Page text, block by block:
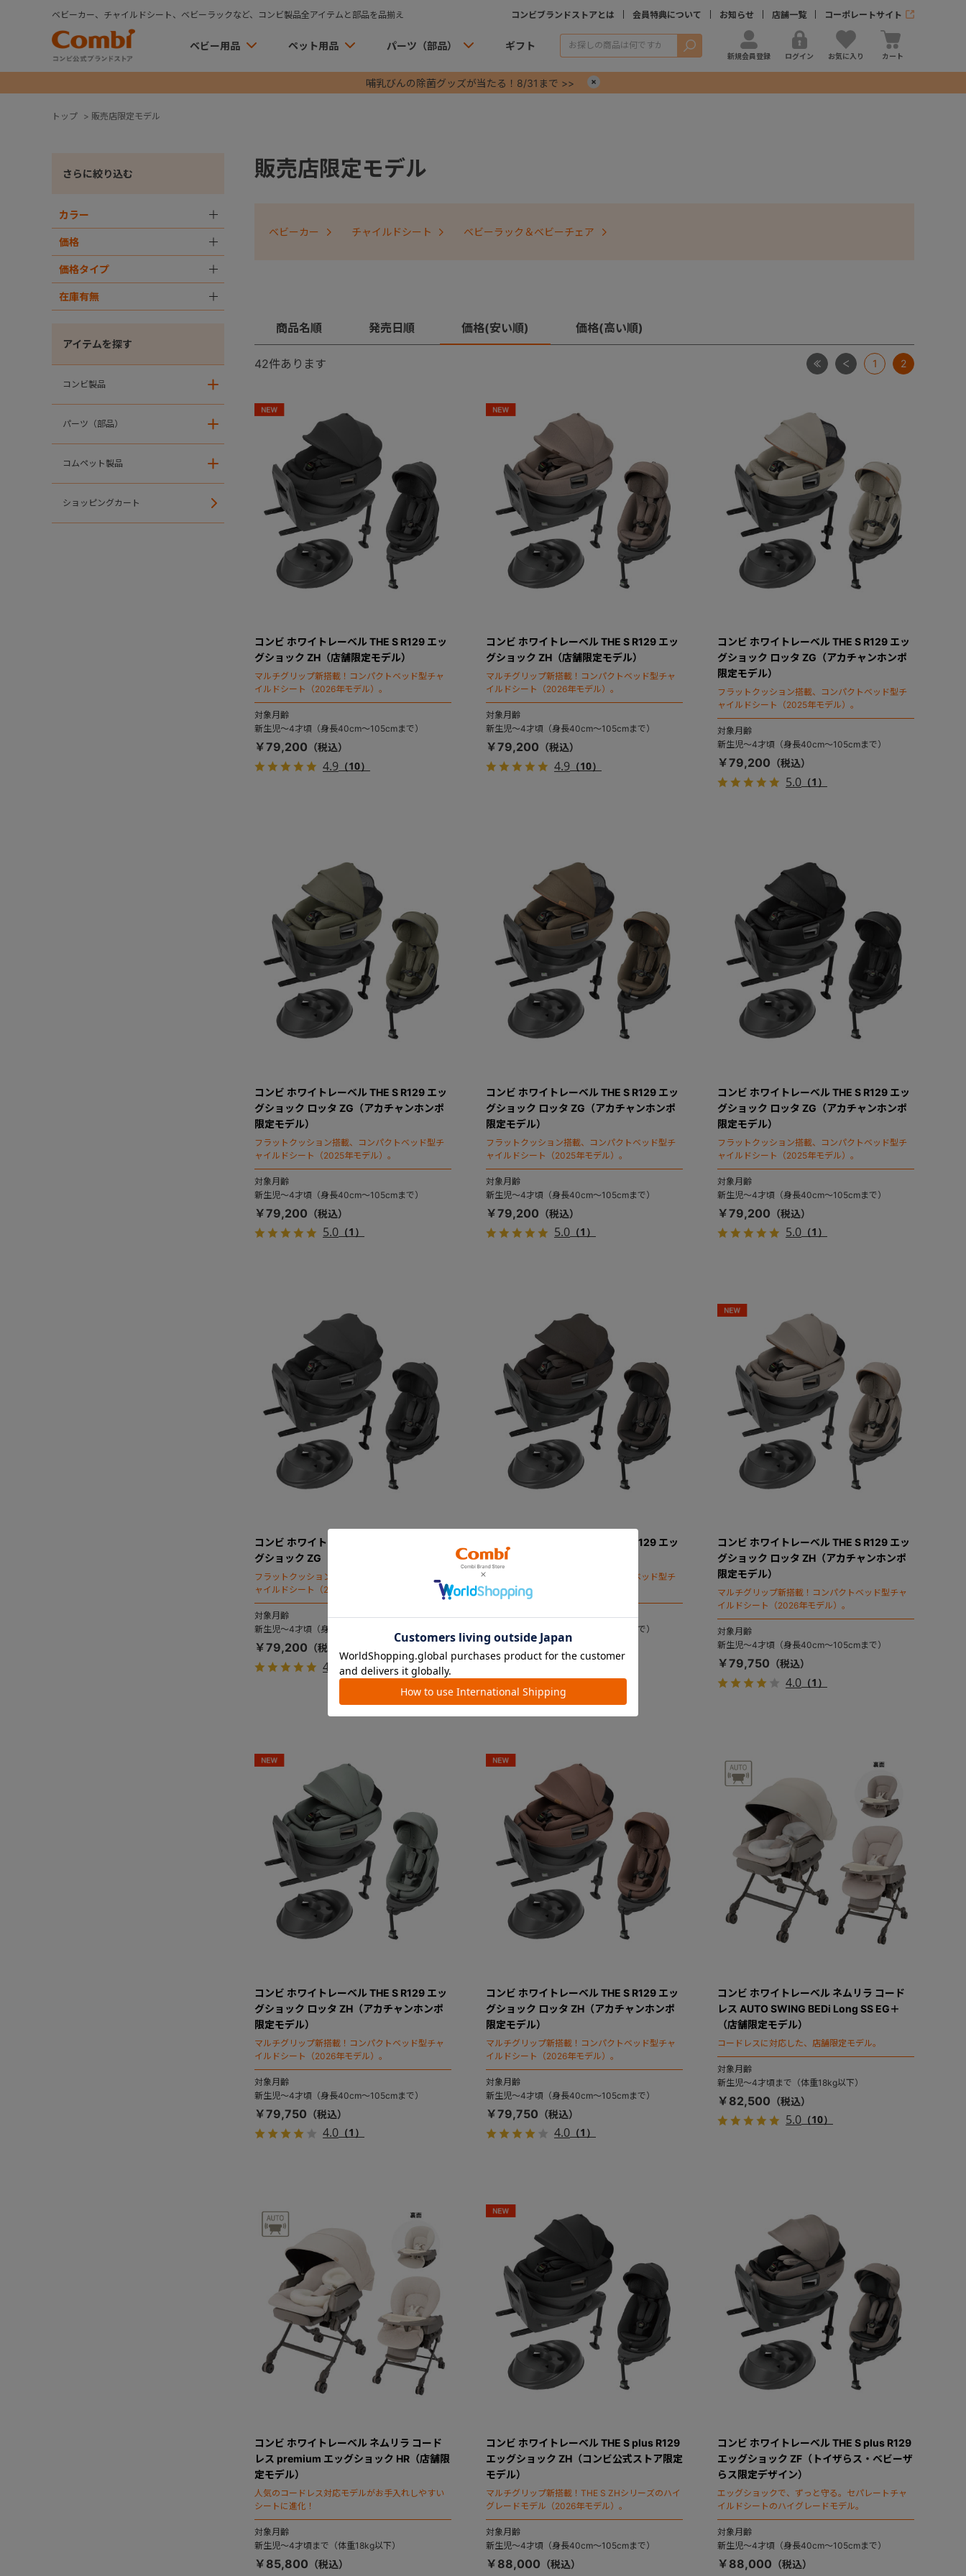
ベビーカー、チャイルドシート、ベビーラックなど、コンビ製品全アイテムと部品を品揃え コンビブランドストアとは 会員特典について お知らせ 店舗一覧 コーポレートサイト
ベビー用品 ペット用品 パーツ（部品） ギフト 検索
新規会員登録 ログイン お気に入り カート
哺乳びんの除菌グッズが当たる！8/31まで >>
トップ > 販売店限定モデル
さらに絞り込む
カラー
価格
価格タイプ
在庫有無
アイテムを探す
コンビ製品
パーツ（部品）
コムペット製品
ショッピングカート
販売店限定モデル
ベビーカー チャイルドシート ベビーラック＆ベビーチェア
商品名順 発売日順 価格(安い順) 価格(高い順)
42件あります 最初 前 1 2
コンビ ホワイトレーベル THE S R129 エッ
グショック ZH（店舗限定モデル）
マルチグリップ新搭載！コンパクトベッド型チャ
イルドシート（2026年モデル）。
対象月齢
新生児～4才頃（身長40cm～105cmまで）
￥79,200
4.9 （10）
コンビ ホワイトレーベル THE S R129 エッ
グショック ZH（店舗限定モデル）
マルチグリップ新搭載！コンパクトベッド型チャ
イルドシート（2026年モデル）。
対象月齢
新生児～4才頃（身長40cm～105cmまで）
￥79,200
4.9（10）
コンビ ホワイトレーベル THE S R129 エッ
グショック ロッタ ZG（アカチャンホンポ
限定モデル）
フラットクッション搭載、コンパクトベッド型チ
ャイルドシート（2025年モデル）。
対象月齢
新生児～4才頃（身長40cm～105cmまで）
￥79,200
5.0（1）
コンビ ホワイトレーベル THE S R129 エッ
グショック ロッタ ZG（アカチャンホンポ
限定モデル）
フラットクッション搭載、コンパクトベッド型チ
ャイルドシート（2025年モデル）。
対象月齢
新生児～4才頃（身長40cm～105cmまで）
￥79,200
5.0 （1）
コンビ ホワイトレーベル THE S R129 エッ
グショック ロッタ ZG（アカチャンホンポ
限定モデル）
フラットクッション搭載、コンパクトベッド型チ
ャイルドシート（2025年モデル）。
対象月齢
新生児～4才頃（身長40cm～105cmまで）
￥79,200
5.0（1）
コンビ ホワイトレーベル THE S R129 エッ
グショック ロッタ ZG（アカチャンホンポ
限定モデル）
フラットクッション搭載、コンパクトベッド型チ
ャイルドシート（2025年モデル）。
対象月齢
新生児～4才頃（身長40cm～105cmまで）
￥79,200
5.0（1）
コンビ ホワイトレーベル THE S R129 エッ
グショック ZG（店舗限定モデル）
フラットクッション搭載、コンパクトベッド型チ
ャイルドシート（2025年モデル）。
対象月齢
新生児～4才頃（身長40cm～105cmまで）
￥79,200
4.9 （25）
コンビ ホワイトレーベル THE S R129 エッ
グショック ZG（店舗限定モデル）
フラットクッション搭載、コンパクトベッド型チ
ャイルドシート（2025年モデル）。
対象月齢
新生児～4才頃（身長40cm～105cmまで）
￥79,200
コンビ ホワイトレーベル THE S R129 エッ
グショック ロッタ ZH（アカチャンホンポ
限定モデル）
マルチグリップ新搭載！コンパクトベッド型チャ
イルドシート（2026年モデル）。
対象月齢
新生児～4才頃（身長40cm～105cmまで）
￥79,750
4.0（1）
コンビ ホワイトレーベル THE S R129 エッ
グショック ロッタ ZH（アカチャンホンポ
限定モデル）
マルチグリップ新搭載！コンパクトベッド型チャ
イルドシート（2026年モデル）。
対象月齢
新生児～4才頃（身長40cm～105cmまで）
￥79,750
4.0 （1）
コンビ ホワイトレーベル THE S R129 エッ
グショック ロッタ ZH（アカチャンホンポ
限定モデル）
マルチグリップ新搭載！コンパクトベッド型チャ
イルドシート（2026年モデル）。
対象月齢
新生児～4才頃（身長40cm～105cmまで）
￥79,750
4.0（1）
コンビ ホワイトレーベル ネムリラ コード
レス AUTO SWING BEDi Long SS EG＋
（店舗限定モデル）
コードレスに対応した、店舗限定モデル。
対象月齢
新生児～4才頃まで（体重18kg以下）
￥82,500
5.0（10）
コンビ ホワイトレーベル ネムリラ コード
レス premium エッグショック HR（店舗限
定モデル）
人気のコードレス対応モデルがお手入れしやすい
シートに進化！
対象月齢
新生児～4才頃まで（体重18kg以下）
￥85,800
コンビ ホワイトレーベル THE S plus R129
エッグショック ZH（コンビ公式ストア限定
モデル）
マルチグリップ新搭載！THE S ZHシリーズのハイ
グレードモデル（2026年モデル）。
対象月齢
新生児～4才頃（身長40cm～105cmまで）
￥88,000
コンビ ホワイトレーベル THE S plus R129
エッグショック ZF（トイザらス・ベビーザ
らス限定デザイン）
エッグショックで、ずっと守る。セパレートチャ
イルドシートのハイグレードモデル。
対象月齢
新生児～4才頃（身長40cm～105cmまで）
￥88,000